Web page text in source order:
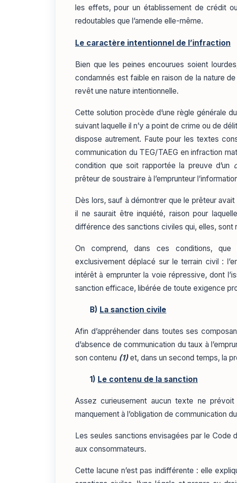
les effets, pour un établissement de crédit
redoutables que l’amende elle-même.
Le caractère intentionnel de l’infraction
Bien que les peines encourues soient
condamnés est faible en raison de la nature
revêt une nature intentionnelle.
Cette solution procède d’une règle générale
suivant laquelle il n’y a point de crime ou de
dispose autrement. Faute pour les textes
communication du TEG/TAEG en infraction
condition que soit rapportée la preuve d’un
prêteur de soustraire à l’emprunteur
Dès lors, sauf à démontrer que le prêteur avait
il ne saurait être inquiété, raison pour
différence des sanctions civiles qui, elles, sont
On comprend, dans ces conditions,
exclusivement déplacé sur le terrain civil :
intérêt à emprunter la voie répressive, dont
sanction efficace, libérée de toute exigence
B) La sanction civile
Afin d’appréhender dans toutes ses
d’absence de communication du taux à
son contenu (1)et, dans un second temps, la
1) Le contenu de la sanction
Assez curieusement aucun texte ne
manquement à l’obligation de communication
Les seules sanctions envisagées par le Code
aux consommateurs.
Cette lacune n’est pas indifférente : elle